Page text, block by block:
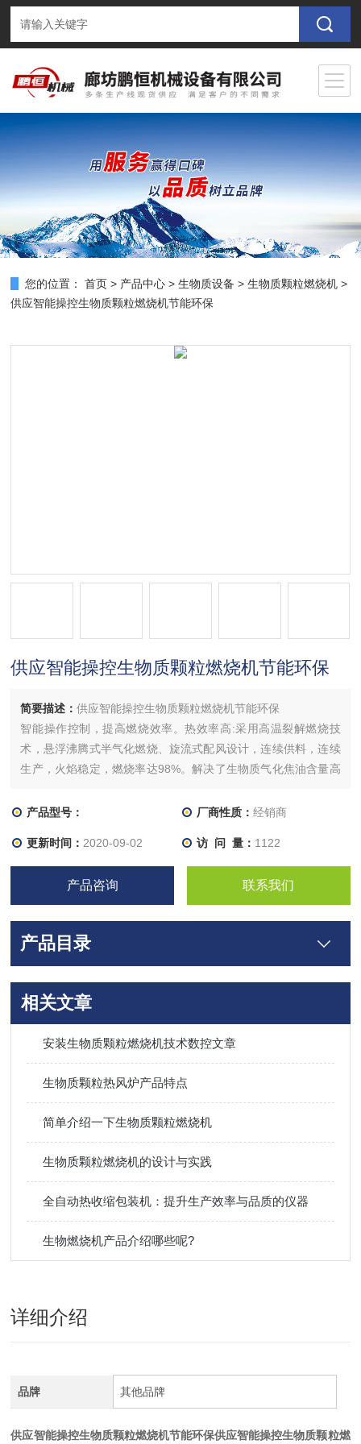
您的位置： 首页 > 产品中心 >生物质设备 >生物质颗粒燃烧机 >
供应智能操控生物质颗粒燃烧机节能环保
供应智能操控生物质颗粒燃烧机节能环保
简要描述：供应智能操控生物质颗粒燃烧机节能环保
智能操作控制，提高燃烧效率。热效率高:采用高温裂解燃烧技
术，悬浮沸腾式半气化燃烧、旋流式配风设计，连续供料，连续
生产，火焰稳定，燃烧率达98%。解决了生物质气化焦油含量高
半气化复合燃烧设计，低碳环保，少灰分高节能。底风设置调节
烧段，
产品型号： 厂商性质： 经销商
更新时间： 2020-09-02 访 问 量： 1122
产品咨询 联系我们
产品目录
相关文章
安装生物质颗粒燃烧机技术数控文章
生物质颗粒热风炉产品特点
简单介绍一下生物质颗粒燃烧机
生物质颗粒燃烧机的设计与实践
全自动热收缩包装机：提升生产效率与品质的仪器
生物燃烧机产品介绍哪些呢?
详细介绍
品牌 其他品牌
供应智能操控生物质颗粒燃烧机节能环保供应智能操控生物质颗粒燃